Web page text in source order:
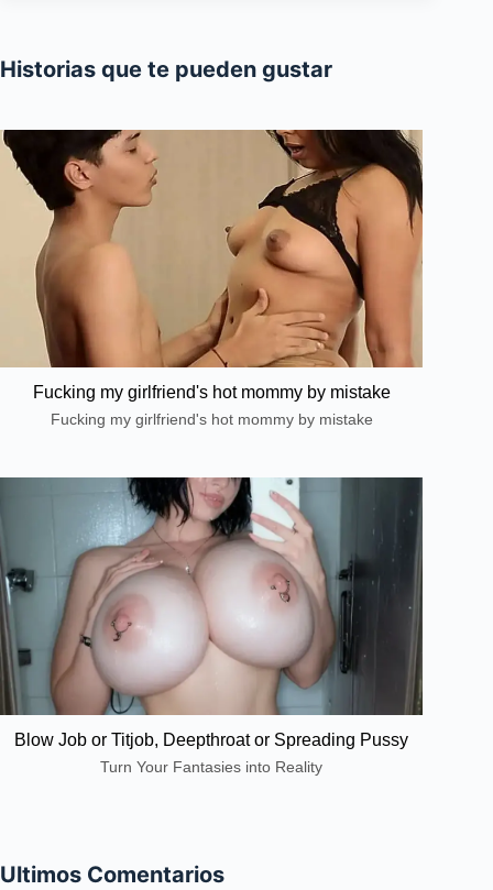
Historias que te pueden gustar
Fucking my girlfriend's hot mommy by mistake
Fucking my girlfriend's hot mommy by mistake
Blow Job or Titjob, Deepthroat or Spreading Pussy
Turn Your Fantasies into Reality
Ultimos Comentarios